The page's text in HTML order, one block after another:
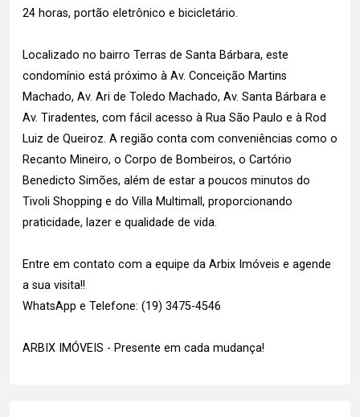
24 horas, portão eletrônico e bicicletário.
Localizado no bairro Terras de Santa Bárbara, este
condomínio está próximo à Av. Conceição Martins
Machado, Av. Ari de Toledo Machado, Av. Santa Bárbara e
Av. Tiradentes, com fácil acesso à Rua São Paulo e à Rod
Luiz de Queiroz. A região conta com conveniências como o
Recanto Mineiro, o Corpo de Bombeiros, o Cartório
Benedicto Simões, além de estar a poucos minutos do
Tivoli Shopping e do Villa Multimall, proporcionando
praticidade, lazer e qualidade de vida.
Entre em contato com a equipe da Arbix Imóveis e agende
a sua visita!!
WhatsApp e Telefone: (19) 3475-4546
ARBIX IMÓVEIS - Presente em cada mudança!